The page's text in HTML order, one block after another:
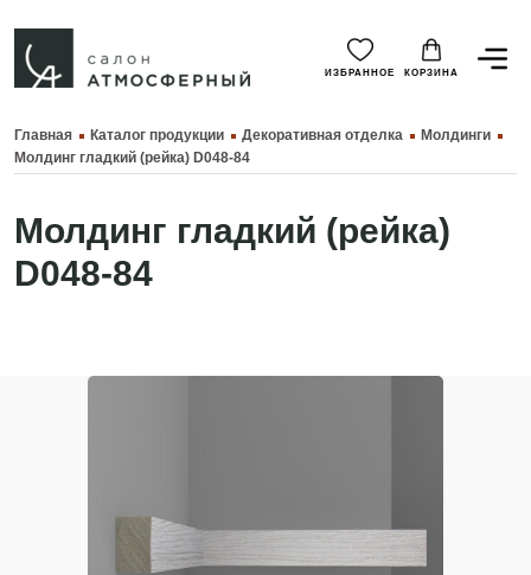
ИЗБРАННОЕ КОРЗИНА
Главная Каталог продукции Декоративная отделка
Молдинги
Молдинг гладкий (рейка) D048-84
Молдинг гладкий (рейка)
D048-84